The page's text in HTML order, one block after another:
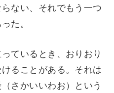
ない、それでもう一つ
た。
ているとき、おりおり
ることがある。それは
さかいいわお）という